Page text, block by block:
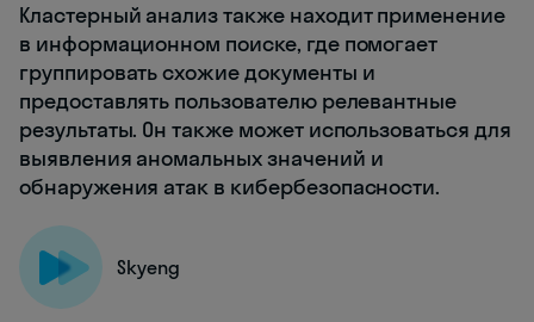
Кластерный анализ также находит применение
в информационном поиске, где помогает
группировать схожие документы и
предоставлять пользователю релевантные
результаты. Он также может использоваться для
выявления аномальных значений и
обнаружения атак в кибербезопасности.
Skyeng